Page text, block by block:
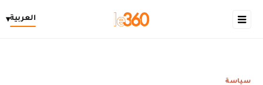
العربية▾
سياسة